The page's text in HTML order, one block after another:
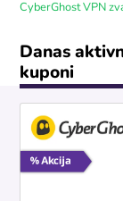
CyberGhost VPN
Danas
kuponi